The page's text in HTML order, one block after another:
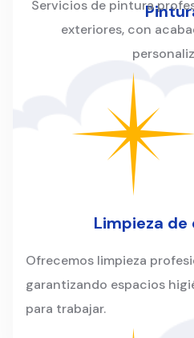
Servicios de pintura
exteriores, con
Limpieza de
Ofrecemos limpieza
garantizando espacios
para trabajar.